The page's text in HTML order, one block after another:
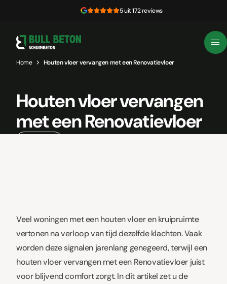
5 uit 172 reviews
Home Houten vloer vervangen met een Renovatievloer
Houten vloer vervangen
met een Renovatievloer
Veel woningen met een houten vloer en kruipruimte
vertonen na verloop van tijd dezelfde klachten. Vaak
worden deze signalen jarenlang genegeerd, terwijl een
houten vloer vervangen met een Renovatievloer juist
voor blijvend comfort zorgt. In dit artikel zet u de